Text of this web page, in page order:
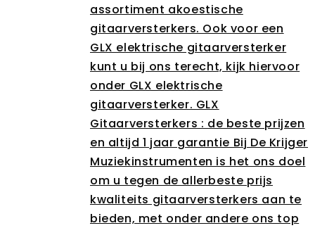
assortiment akoestische
gitaarversterkers. Ook voor een
GLX elektrische gitaarversterker
kunt u bij ons terecht, kijk hiervoor
onder GLX elektrische
gitaarversterker. GLX
Gitaarversterkers : de beste prijzen
en altijd 1 jaar garantie Bij De Krijger
Muziekinstrumenten is het ons doel
om u tegen de allerbeste prijs
kwaliteits gitaarversterkers aan te
bieden, met onder andere ons top